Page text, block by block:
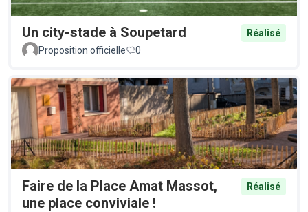
Un city-stade à Soupetard
Réalisé
Proposition officielle
0
Faire de la Place Amat Massot,
une place conviviale !
Réalisé